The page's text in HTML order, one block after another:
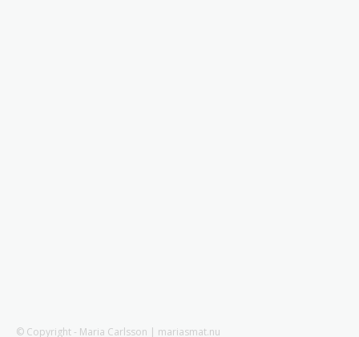
© Copyright - Maria Carlsson | mariasmat.nu